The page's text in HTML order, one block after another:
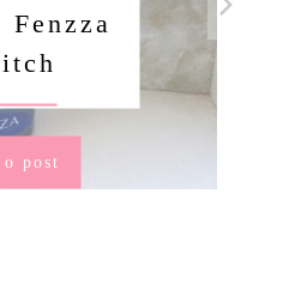
post